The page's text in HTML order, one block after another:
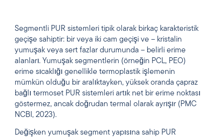
Segmentli PUR sistemleri tipik olarak birkaç karakteristik
geçişe sahiptir: bir veya iki cam geçişi ve – kristalin
yumuşak veya sert fazlar durumunda – belirli erime
alanları. Yumuşak segmentlerin (örneğin PCL, PEO)
erime sıcaklığı genellikle termoplastik işlemenin
mümkün olduğu bir aralıktayken, yüksek oranda çapraz
bağlı termoset PUR sistemleri artık net bir erime noktası
göstermez, ancak doğrudan termal olarak ayrışır (PMC
NCBI, 2023).
Değişken yumuşak segment yapısına sahip PUR